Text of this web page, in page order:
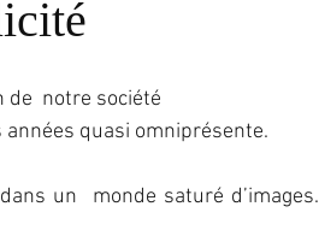
de  notre société
années quasi omniprésente.
un  monde saturé d’images.